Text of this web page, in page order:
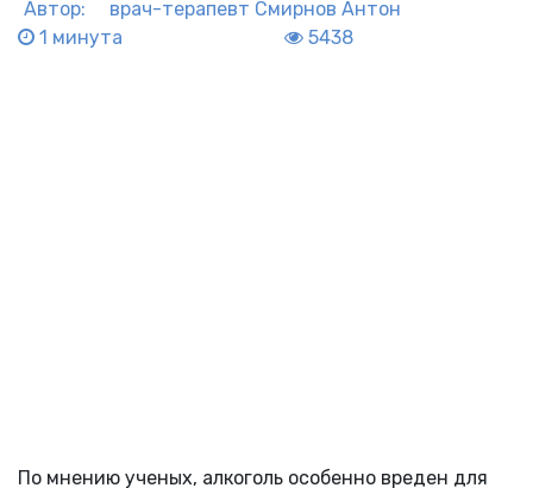
Автор: врач-терапевт Смирнов Антон
1 минута
5438
По мнению ученых, алкоголь особенно вреден для